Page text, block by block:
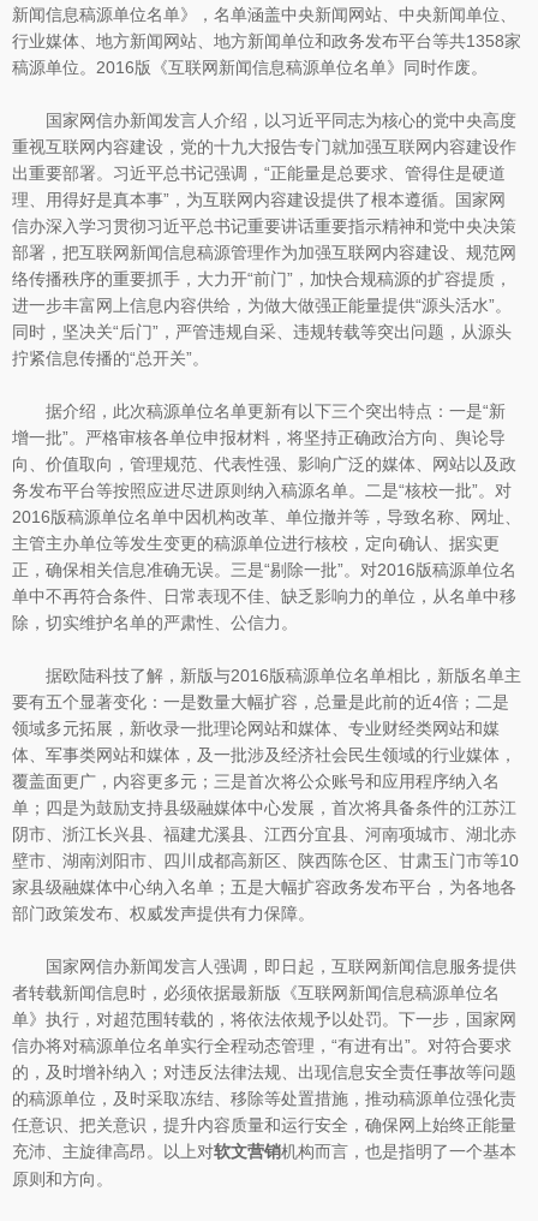
新闻信息稿源单位名单》，名单涵盖中央新闻网站、中央新闻单位、
行业媒体、地方新闻网站、地方新闻单位和政务发布平台等共1358家
稿源单位。2016版《互联网新闻信息稿源单位名单》同时作废。
国家网信办新闻发言人介绍，以习近平同志为核心的党中央高度
重视互联网内容建设，党的十九大报告专门就加强互联网内容建设作
出重要部署。习近平总书记强调，“正能量是总要求、管得住是硬道
理、用得好是真本事”，为互联网内容建设提供了根本遵循。国家网
信办深入学习贯彻习近平总书记重要讲话重要指示精神和党中央决策
部署，把互联网新闻信息稿源管理作为加强互联网内容建设、规范网
络传播秩序的重要抓手，大力开“前门”，加快合规稿源的扩容提质，
进一步丰富网上信息内容供给，为做大做强正能量提供“源头活水”。
同时，坚决关“后门”，严管违规自采、违规转载等突出问题，从源头
拧紧信息传播的“总开关”。
据介绍，此次稿源单位名单更新有以下三个突出特点：一是“新
增一批”。严格审核各单位申报材料，将坚持正确政治方向、舆论导
向、价值取向，管理规范、代表性强、影响广泛的媒体、网站以及政
务发布平台等按照应进尽进原则纳入稿源名单。二是“核校一批”。对
2016版稿源单位名单中因机构改革、单位撤并等，导致名称、网址、
主管主办单位等发生变更的稿源单位进行核校，定向确认、据实更
正，确保相关信息准确无误。三是“剔除一批”。对2016版稿源单位名
单中不再符合条件、日常表现不佳、缺乏影响力的单位，从名单中移
除，切实维护名单的严肃性、公信力。
据欧陆科技了解，新版与2016版稿源单位名单相比，新版名单主
要有五个显著变化：一是数量大幅扩容，总量是此前的近4倍；二是
领域多元拓展，新收录一批理论网站和媒体、专业财经类网站和媒
体、军事类网站和媒体，及一批涉及经济社会民生领域的行业媒体，
覆盖面更广，内容更多元；三是首次将公众账号和应用程序纳入名
单；四是为鼓励支持县级融媒体中心发展，首次将具备条件的江苏江
阴市、浙江长兴县、福建尤溪县、江西分宜县、河南项城市、湖北赤
壁市、湖南浏阳市、四川成都高新区、陕西陈仓区、甘肃玉门市等10
家县级融媒体中心纳入名单；五是大幅扩容政务发布平台，为各地各
部门政策发布、权威发声提供有力保障。
国家网信办新闻发言人强调，即日起，互联网新闻信息服务提供
者转载新闻信息时，必须依据最新版《互联网新闻信息稿源单位名
单》执行，对超范围转载的，将依法依规予以处罚。下一步，国家网
信办将对稿源单位名单实行全程动态管理，“有进有出”。对符合要求
的，及时增补纳入；对违反法律法规、出现信息安全责任事故等问题
的稿源单位，及时采取冻结、移除等处置措施，推动稿源单位强化责
任意识、把关意识，提升内容质量和运行安全，确保网上始终正能量
充沛、主旋律高昂。以上对软文营销机构而言，也是指明了一个基本
原则和方向。